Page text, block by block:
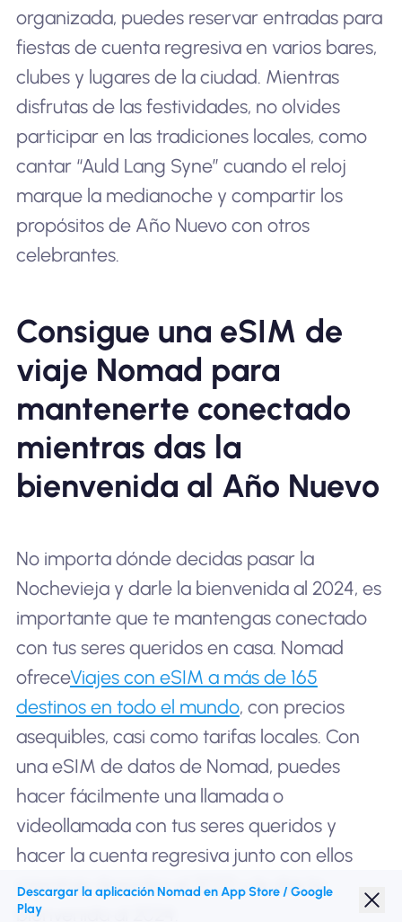
organizada, puedes reservar entradas para
fiestas de cuenta regresiva en varios bares,
clubes y lugares de la ciudad. Mientras
disfrutas de las festividades, no olvides
participar en las tradiciones locales, como
cantar “Auld Lang Syne” cuando el reloj
marque la medianoche y compartir los
propósitos de Año Nuevo con otros
celebrantes.
Consigue una eSIM de
viaje Nomad para
mantenerte conectado
mientras das la
bienvenida al Año Nuevo
No importa dónde decidas pasar la
Nochevieja y darle la bienvenida al 2024, es
importante que te mantengas conectado
con tus seres queridos en casa. Nomad
ofreceViajes con eSIM a más de 165
destinos en todo el mundo, con precios
asequibles, casi como tarifas locales. Con
una eSIM de datos de Nomad, puedes
hacer fácilmente una llamada o
videollamada con tus seres queridos y
hacer la cuenta regresiva junto con ellos
mientras despides el 2023 y le das la
bienvenida al 2024.
Descargar la aplicación Nomad en App Store / Google
Play